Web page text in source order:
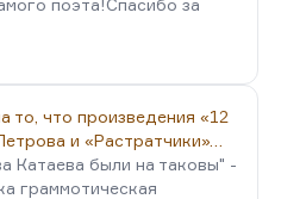
поэта!Спасибо за
то, что произведения «12
и «Растратчики»…
Катаева были на таковы" -
граммотическая